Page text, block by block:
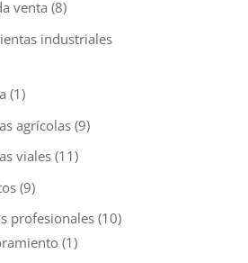
venta (8)
industriales
(1)
agrícolas (9)
viales (11)
(9)
profesionales (10)
(1)